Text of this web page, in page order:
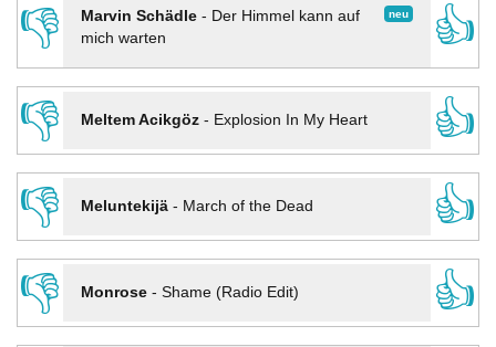
👎 neu
Marvin Schädle- Der Himmel kann auf
mich warten
👍
👎
Meltem Acikgöz- Explosion In My Heart
👍
👎
Meluntekijä- March of the Dead
👍
👎
Monrose- Shame (Radio Edit)
👍